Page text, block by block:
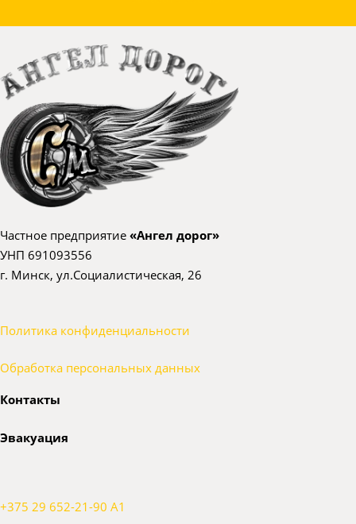
Частное предприятие «Ангел дорог»
УНП 691093556
г. Минск, ул.Социалистическая, 26
Политика конфиденциальности
Обработка персональных данных
Контакты
Эвакуация
+375 29 652-21-90 A1